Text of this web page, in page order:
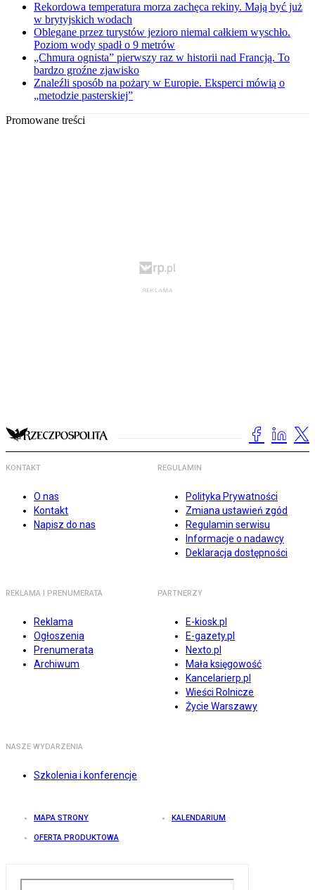
Rekordowa temperatura morza zachęca rekiny. Mają być już
w brytyjskich wodach
Oblegane przez turystów jezioro niemal całkiem wyschło.
Poziom wody spadł o 9 metrów
„Chmura ognista” pierwszy raz w historii nad Francją. To
bardzo groźne zjawisko
Znaleźli sposób na pożary w Europie. Eksperci mówią o
„metodzie pasterskiej”
Promowane treści
KONTAKT
O nas
Kontakt
Napisz do nas
REGULAMIN
Polityka Prywatności
Zmiana ustawień zgód
Regulamin serwisu
Informacje o nadawcy
Deklaracja dostępności
REKLAMA I PRENUMERATA
Reklama
Ogłoszenia
Prenumerata
Archiwum
PARTNERZY
E-kiosk.pl
E-gazety.pl
Nexto.pl
Mała księgowość
Kancelarierp.pl
Wieści Rolnicze
Życie Warszawy
NASZE WYDARZENIA
Szkolenia i konferencje
MAPA STRONY KALENDARIUM
OFERTA PRODUKTOWA